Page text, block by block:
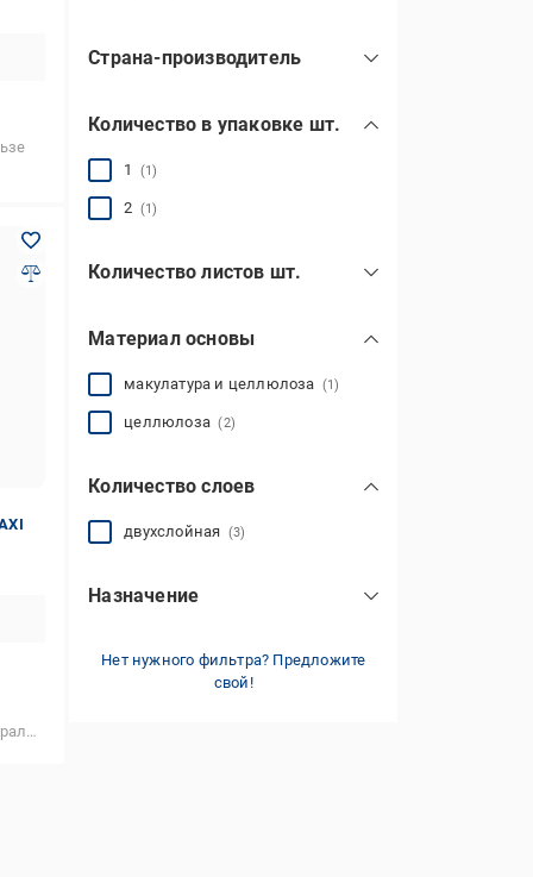
Страна-производитель
Количество в упаковке шт.
1 (1)
2 (1)
Количество листов шт.
Материал основы
макулатура и целлюлоза (1)
целлюлоза(2)
Количество слоев
двухслойная (3)
Назначение
для дома(2)
Нет нужного фильтра? Предложите
свой!